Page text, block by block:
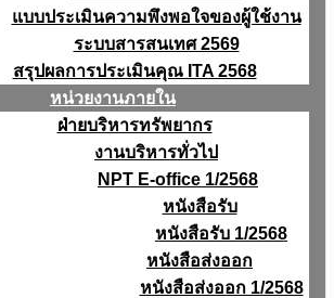
แบบประเมินความพึงพอใจของผู้ใช้งาน
ระบบสารสนเทศ 2569
สรุปผลการประเมินคุณ ITA 2568
หน่วยงานภายใน
ฝ่ายบริหารทรัพยากร
งานบริหารทั่วไป
NPT E-office 1/2568
หนังสือรับ
หนังสือรับ 1/2568
หนังสือส่งออก
หนังสือส่งออก 1/2568